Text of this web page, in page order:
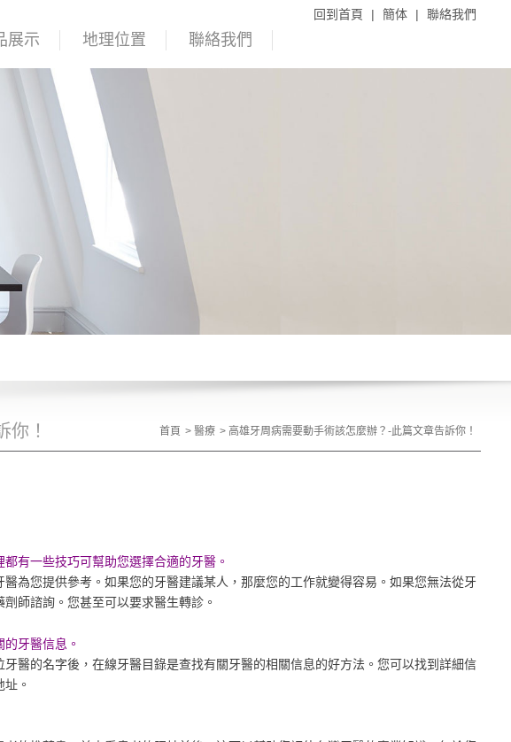
回到首頁 | 簡体 | 聯絡我們
展示 地理位置 聯絡我們
你！ 首頁 醫療 高雄牙周病需要動手術該怎麼辦？-此篇文章告訴你！
有一些技巧可幫助您選擇合適的牙醫。
為您提供參考。如果您的牙醫建議某人，那麼您的工作就變得容易。如果您無法從牙
師諮詢。您甚至可以要求醫生轉診。
牙醫信息。
醫的名字後，在線牙醫目錄是查找有關牙醫的相關信息的好方法。您可以找到詳細信
。